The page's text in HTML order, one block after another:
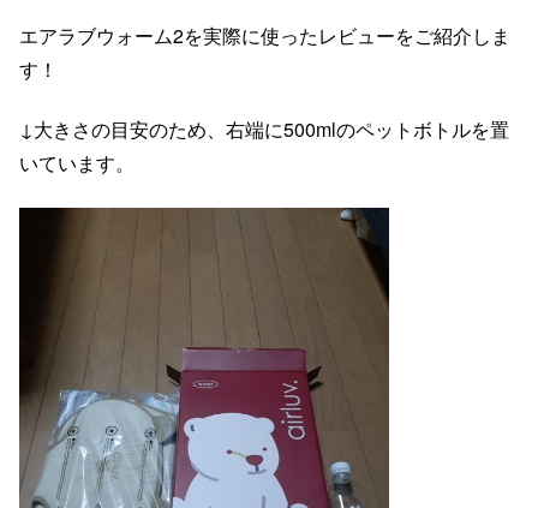
エアラブウォーム2を実際に使ったレビューをご紹介しま
す！
↓大きさの目安のため、右端に500mlのペットボトルを置
いています。